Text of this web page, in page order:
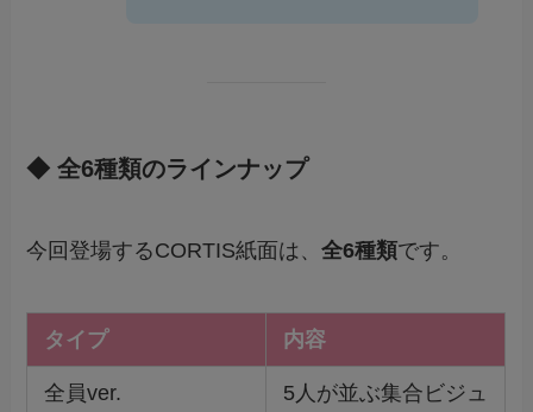
◆ 全6種類のラインナップ
今回登場するCORTIS紙面は、全6種類です。
タイプ 内容
全員ver.
5人が並ぶ集合ビジュ